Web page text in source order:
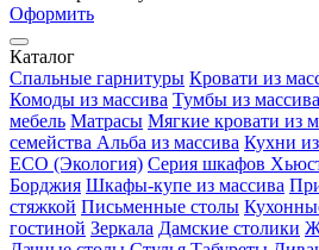
Оформить
Каталог
Спальные гарнитуры Кровати из
Комоды из массива Тумбы из массива
мебель Матрасы Мягкие кровати из
семейства Альба из массива Кухни
ECO (Экология) Серия шкафов
Борджия Шкафы-купе из массива
стяжкой Письменные столы
гостиной Зеркала Дамские столики